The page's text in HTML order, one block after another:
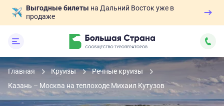
Выгодные билеты на Дальний Восток уже в
продаже
Главная Круизы
Речные круизы
Казань – Москва на теплоходе Михаил Кутузов